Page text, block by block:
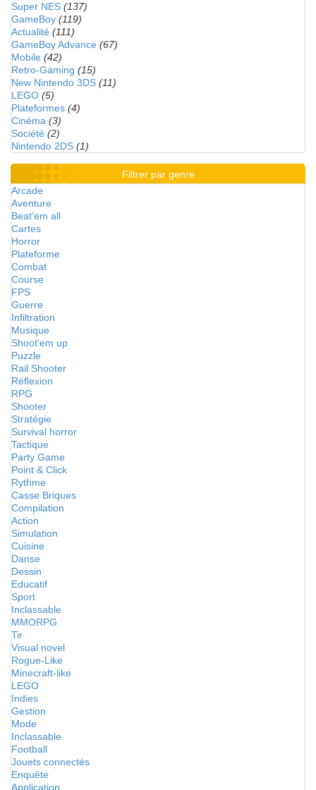
Super NES (137)
GameBoy (119)
Actualité (111)
GameBoy Advance (67)
Mobile (42)
Retro-Gaming (15)
New Nintendo 3DS (11)
LEGO (5)
Plateformes (4)
Cinéma (3)
Société (2)
Nintendo 2DS (1)
Filtrer par genre
Arcade
Aventure
Beat'em all
Cartes
Horror
Plateforme
Combat
Course
FPS
Guerre
Infiltration
Musique
Shoot'em up
Puzzle
Rail Shooter
Réflexion
RPG
Shooter
Stratégie
Survival horror
Tactique
Party Game
Point & Click
Rythme
Casse Briques
Compilation
Action
Simulation
Cuisine
Danse
Dessin
Educatif
Sport
Inclassable
MMORPG
Tir
Visual novel
Rogue-Like
Minecraft-like
LEGO
Indies
Gestion
Mode
Inclassable
Football
Jouets connectés
Enquête
Application